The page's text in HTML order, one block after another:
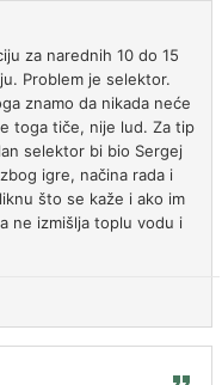
za narednih 10 do 15
Problem je selektor.
znamo da nikada neće
toga tiče, nije lud. Za tip
selektor bi bio Sergej
igre, načina rada i
što se kaže i ako im
ne izmišlja toplu vodu i